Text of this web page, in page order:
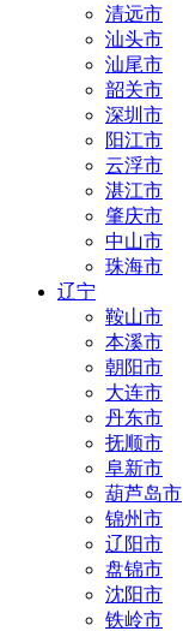
清远市
汕头市
汕尾市
韶关市
深圳市
阳江市
云浮市
湛江市
肇庆市
中山市
珠海市
辽宁
鞍山市
本溪市
朝阳市
大连市
丹东市
抚顺市
阜新市
葫芦岛市
锦州市
辽阳市
盘锦市
沈阳市
铁岭市